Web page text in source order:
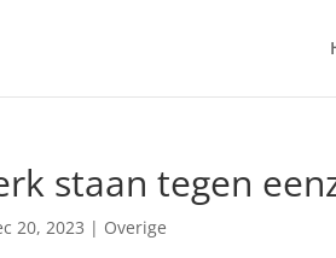
staan tegen
20, 2023 | Overige